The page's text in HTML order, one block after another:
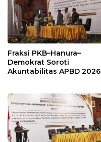
Fraksi PKB–Hanura–
Demokrat Soroti
Akuntabilitas APBD 2026
Modal